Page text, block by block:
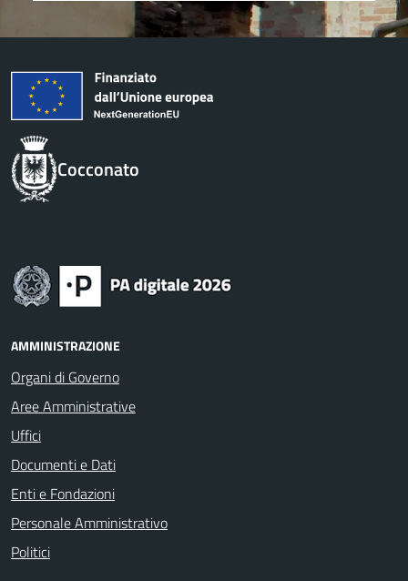
Cocconato
AMMINISTRAZIONE
Organi di Governo
Aree Amministrative
Uffici
Documenti e Dati
Enti e Fondazioni
Personale Amministrativo
Politici